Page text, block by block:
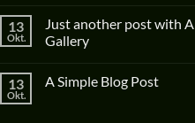
13
Okt.
Just another post with A
Gallery
13
Okt.
A Simple Blog Post